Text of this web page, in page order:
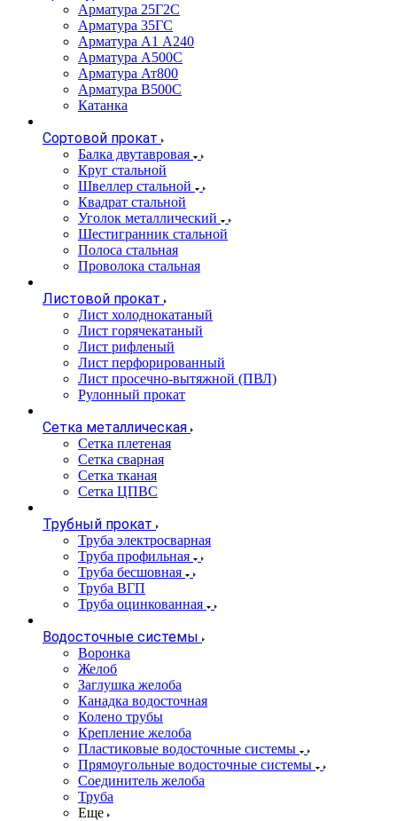
Арматура 25Г2С
Арматура 35ГС
Арматура А1 А240
Арматура А500С
Арматура Ат800
Арматура В500С
Катанка
Сортовой прокат
Балка двутавровая
Круг стальной
Швеллер стальной
Квадрат стальной
Уголок металлический
Шестигранник стальной
Полоса стальная
Проволока стальная
Листовой прокат
Лист холоднокатаный
Лист горячекатаный
Лист рифленый
Лист перфорированный
Лист просечно-вытяжной (ПВЛ)
Рулонный прокат
Сетка металлическая
Сетка плетеная
Сетка сварная
Сетка тканая
Сетка ЦПВС
Трубный прокат
Труба электросварная
Труба профильная
Труба бесшовная
Труба ВГП
Труба оцинкованная
Водосточные системы
Воронка
Желоб
Заглушка желоба
Канадка водосточная
Колено трубы
Крепление желоба
Пластиковые водосточные системы
Прямоугольные водосточные системы
Соединитель желоба
Труба
Еще